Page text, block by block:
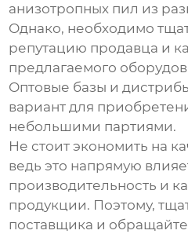
анизотропных пил из
Однако, необходимо
репутацию продавца и
предлагаемого
Оптовые базы и
вариант для
небольшими партиями.
Не стоит экономить на
ведь это напрямую
производительность и
продукции. Поэтому,
поставщика и